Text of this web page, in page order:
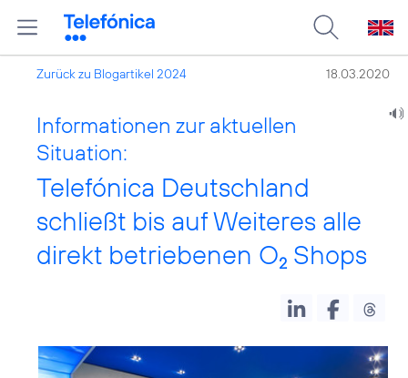
Zurück zu Blogartikel 2024 18.03.2020
Informationen zur aktuellen
Situation:
Telefónica Deutschland
schließt bis auf Weiteres alle
direkt betriebenen O2 Shops